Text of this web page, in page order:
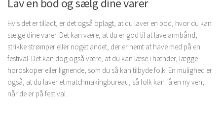
Lav en bod og sælg dine varer
Hvis det er tilladt, er det også oplagt, at du laver en bod, hvor du kan
sælge dine varer. Det kan være, at du er god til at lave armbånd,
strikke strømper eller noget andet, der er nemt at have med på en
festival. Det kan dog også være, at du kan læse i hænder, lægge
horoskoper eller lignende, som du så kan tilbyde folk. En mulighed er
også, at du laver et matchmakingbureau, så folk kan få en ny ven,
når de er på festival.